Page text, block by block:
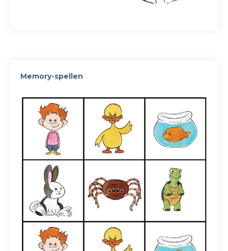
Memory-spellen